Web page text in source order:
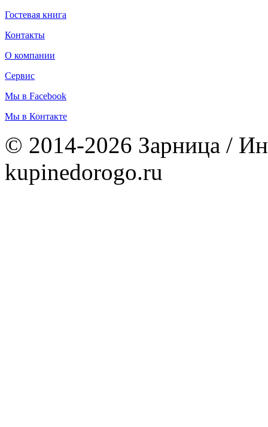
Гостевая книга
Контакты
О компании
Сервис
Мы в Facebook
Мы в Контакте
© 2014-2026 Зарница /
kupinedorogo.ru